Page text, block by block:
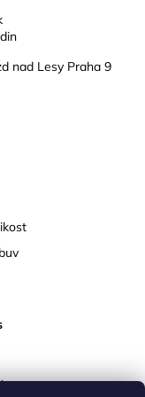
nad Lesy Praha 9